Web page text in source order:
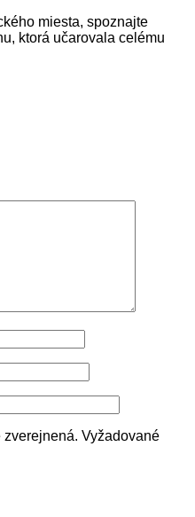
miesta, spoznajte
ktorá učarovala celému
zverejnená. Vyžadované